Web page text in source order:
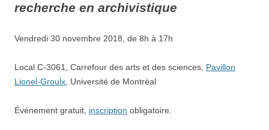
recherche en archivistique
Vendredi 30 novembre 2018, de 8h à 17h
Local C-3061, Carrefour des arts et des sciences, Pavillon
Lionel-Groulx, Université de Montréal
Événement gratuit, inscription obligatoire.